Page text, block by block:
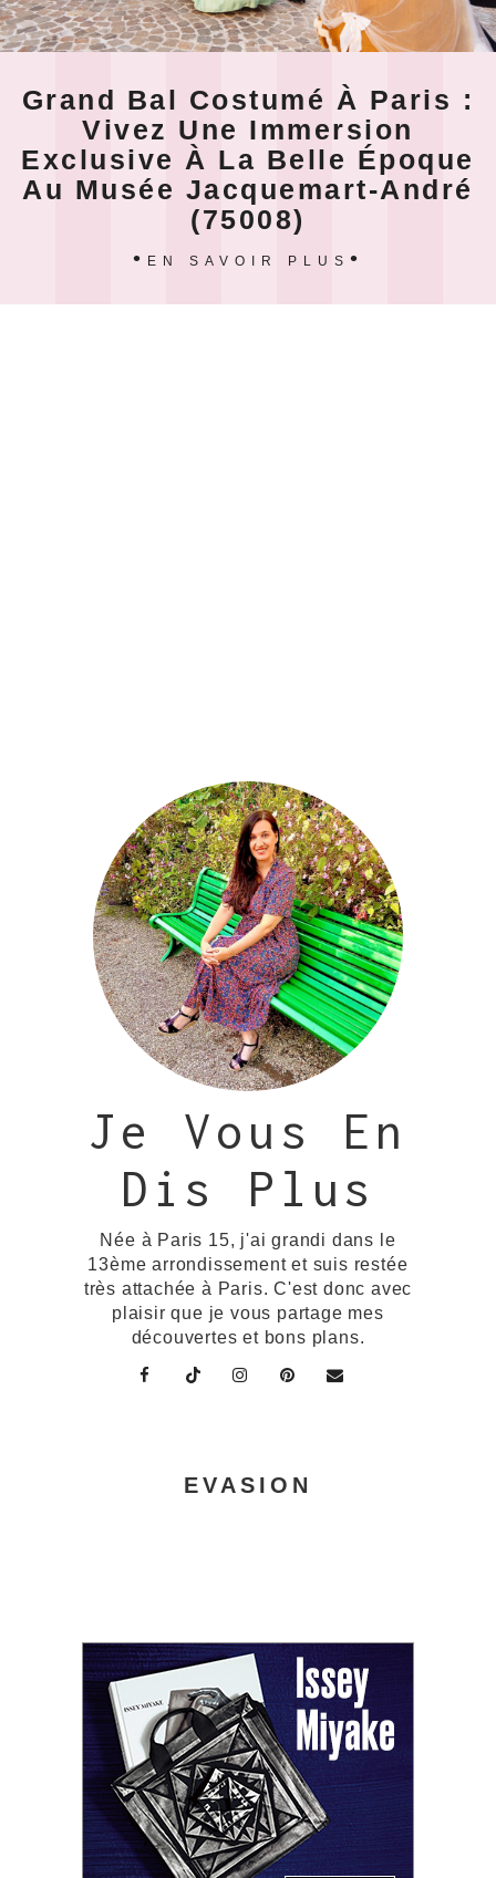
Grand Bal Costumé À Paris :
Vivez Une Immersion
Exclusive À La Belle Époque
Au Musée Jacquemart-André
(75008)
EN SAVOIR PLUS
Je Vous En
Dis Plus
Née à Paris 15, j'ai grandi dans le
13ème arrondissement et suis restée
très attachée à Paris. C'est donc avec
plaisir que je vous partage mes
découvertes et bons plans.
EVASION